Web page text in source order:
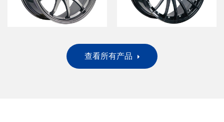
查看所有产品